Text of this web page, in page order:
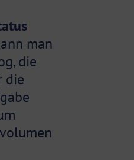
man
die
die